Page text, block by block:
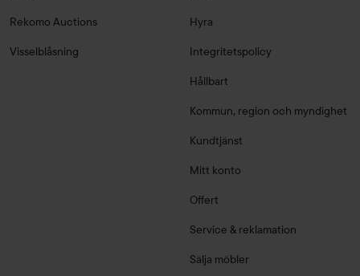
Rekomo Auctions
Visselblåsning
Hyra
Integritetspolicy
Hållbart
Kommun, region och myndighet
Kundtjänst
Mitt konto
Offert
Service & reklamation
Sälja möbler